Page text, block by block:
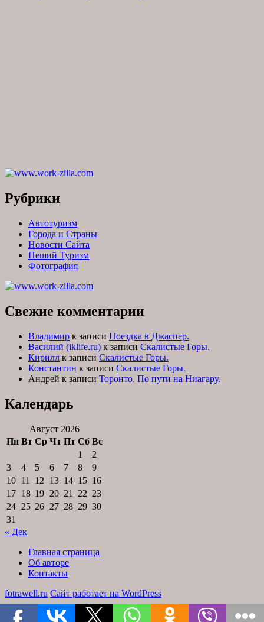
Рубрики
Автотуризм
Города и Страны
Новости Сайта
Пеший Туризм
Фотография
Свежие комментарии
Владимир к записи Поездка в Джаспер.
Василий (iklife.ru) к записи Скалистые Горы.
Кирилл к записи Скалистые Горы.
Константин к записи Скалистые Горы.
Андрей к записи Торонто. По пути на Ниагару.
Календарь
Август 2026
Пн Вт Ср Чт Пт Сб Вс
1
2
3
4 5 6 7 8
9
10 11 12 13 14 15 16
17 18 19 20 21 22 23
24 25 26 27 28 29 30
31
« Дек
Главная страница
Об авторе
Контакты
fotrawell.ru Сайт работает на WordPress